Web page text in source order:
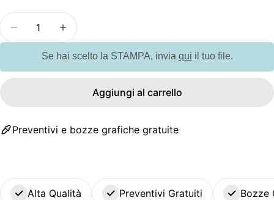
Diminuisci la quantità per GO2325 Tazza doppio
Aumenta la quantità per GO2325
Se hai scelto la STAMPA, invia qui il tuo file.
Aggiungi al carrello
Preventivi e bozze grafiche gratuite
Alta Qualità Preventivi Gratuiti Bozze